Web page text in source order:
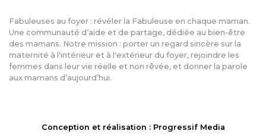
Fabuleuses au foyer : révéler la Fabuleuse en chaque maman.
Une communauté d’aide et de partage, dédiée au bien-être
des mamans. Notre mission : porter un regard sincère sur la
maternité à l'intérieur et à l'extérieur du foyer, rejoindre les
femmes dans leur vie réelle et non rêvée, et donner la parole
aux mamans d’aujourd’hui.
Conception et réalisation : Progressif Media